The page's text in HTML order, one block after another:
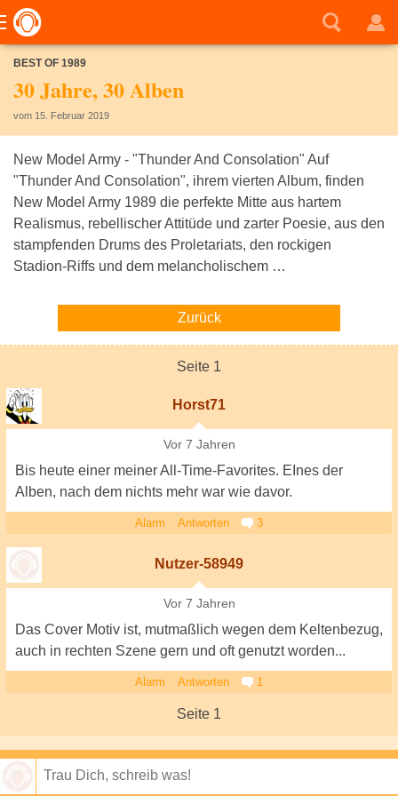
BEST OF 1989
30 Jahre, 30 Alben
vom 15. Februar 2019
New Model Army - "Thunder And Consolation" Auf
"Thunder And Consolation", ihrem vierten Album, finden
New Model Army 1989 die perfekte Mitte aus hartem
Realismus, rebellischer Attitüde und zarter Poesie, aus den
stampfenden Drums des Proletariats, den rockigen
Stadion-Riffs und dem melancholischem …
Zurück
Seite 1
Horst71
Vor 7 Jahren
Bis heute einer meiner All-Time-Favorites. EInes der
Alben, nach dem nichts mehr war wie davor.
Alarm Antworten 3
Nutzer-58949
Vor 7 Jahren
Das Cover Motiv ist, mutmaßlich wegen dem Keltenbezug,
auch in rechten Szene gern und oft genutzt worden...
Alarm Antworten 1
Seite 1